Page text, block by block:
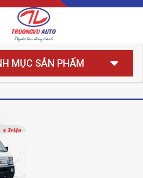
MỤC SẢN PHẨM